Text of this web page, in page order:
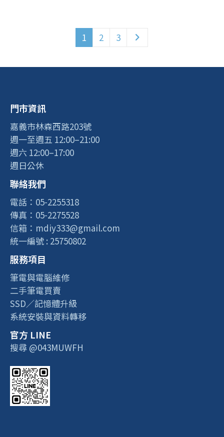
1 2 3
門市資訊
嘉義市林森西路203號
週一至週五 12:00–21:00
週六 12:00–17:00
週日公休
聯絡我們
電話：05-2255318
傳真：05-2275528
信箱：mdiy333@gmail.com
統一編號 : 25750802
服務項目
筆電與電腦維修
二手筆電買賣
SSD／記憶體升級
系統安裝與資料轉移
官方 LINE
搜尋 @043MUWFH